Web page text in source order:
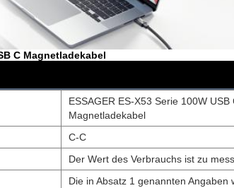
C Magnetladekabel
ESSAGER ES-X53 Serie 100W USB
Magnetladekabel
C-C
Der Wert des Verbrauchs ist zu
Die in Absatz 1 genannten Angaben